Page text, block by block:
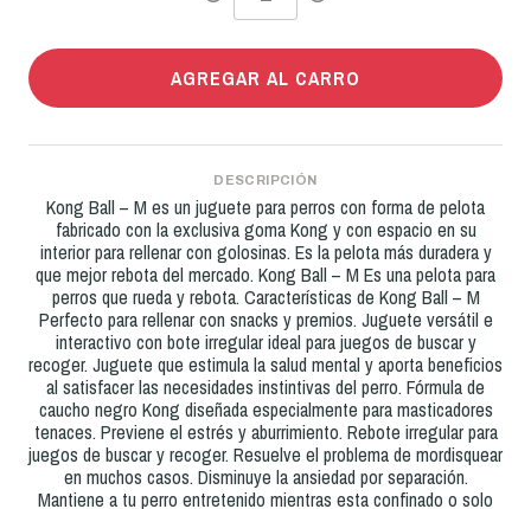
AGREGAR AL CARRO
DESCRIPCIÓN
Kong Ball – M es un juguete para perros con forma de pelota
fabricado con la exclusiva goma Kong y con espacio en su
interior para rellenar con golosinas. Es la pelota más duradera y
que mejor rebota del mercado. Kong Ball – M Es una pelota para
perros que rueda y rebota. Características de Kong Ball – M
Perfecto para rellenar con snacks y premios. Juguete versátil e
interactivo con bote irregular ideal para juegos de buscar y
recoger. Juguete que estimula la salud mental y aporta beneficios
al satisfacer las necesidades instintivas del perro. Fórmula de
caucho negro Kong diseñada especialmente para masticadores
tenaces. Previene el estrés y aburrimiento. Rebote irregular para
juegos de buscar y recoger. Resuelve el problema de mordisquear
en muchos casos. Disminuye la ansiedad por separación.
Mantiene a tu perro entretenido mientras esta confinado o solo